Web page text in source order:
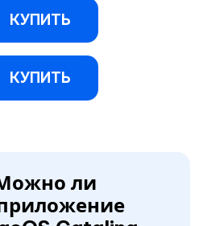
КУПИТЬ
КУПИТЬ
ли